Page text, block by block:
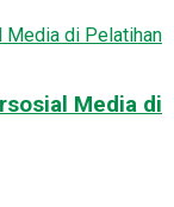
Media di